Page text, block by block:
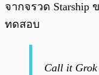
จากจรวด Starship
ทดสอบ
Call it Grok